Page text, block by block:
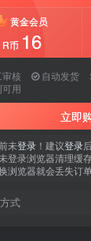
黄金会员
R币 16
审核 自动发货
可用
立即
未登录 ！建议登录
登录浏览器清理缓
浏览器就会丢失订
式